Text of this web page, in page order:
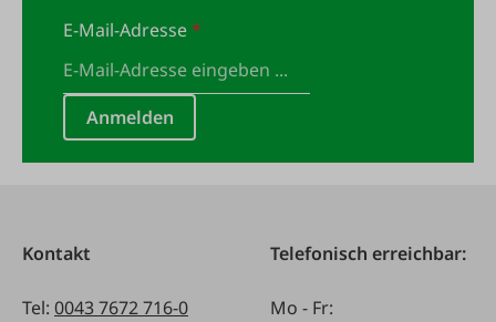
E-Mail-Adresse*
Anmelden
Kontakt
Tel: 0043 7672 716-0
Telefonisch erreichbar:
Mo - Fr: